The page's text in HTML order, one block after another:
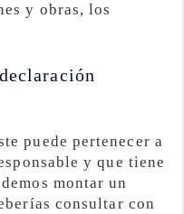
y obras, los
puede pertenecer a
y que tiene
montar un
consultar con